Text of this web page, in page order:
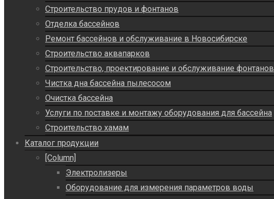
Строительство прудов и фонтанов
Отделка бассейнов
Ремонт бассейнов и обслуживание в Новосибирске
Строительство аквапарков
Строительство, проектирование и обслуживание фонтанов
Чистка дна бассейна пылесосом
Очистка бассейна
Услуги по поставке и монтажу оборудования для бассейна
Строительство хамам
Каталог продукции
[Column]
Электролизеры
Оборудование для измерения параметров воды